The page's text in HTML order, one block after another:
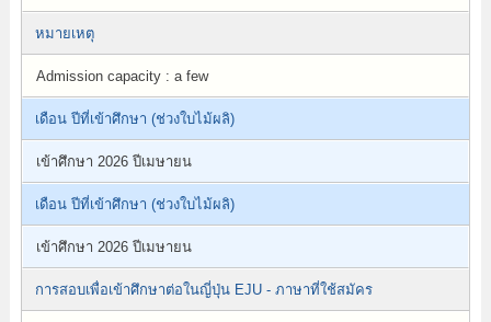
หมายเหตุ
Admission capacity : a few
เดือน ปีที่เข้าศึกษา (ช่วงใบไม้ผลิ)
เข้าศึกษา 2026 ปีเมษายน
เดือน ปีที่เข้าศึกษา (ช่วงใบไม้ผลิ)
เข้าศึกษา 2026 ปีเมษายน
การสอบเพื่อเข้าศึกษาต่อในญี่ปุ่น EJU - ภาษาที่ใช้สมัคร